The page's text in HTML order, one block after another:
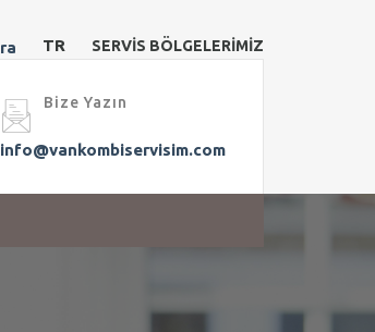
TR SERVİS BÖLGELERİMİZ
Bize Yazın
info@vankombiservisim.com